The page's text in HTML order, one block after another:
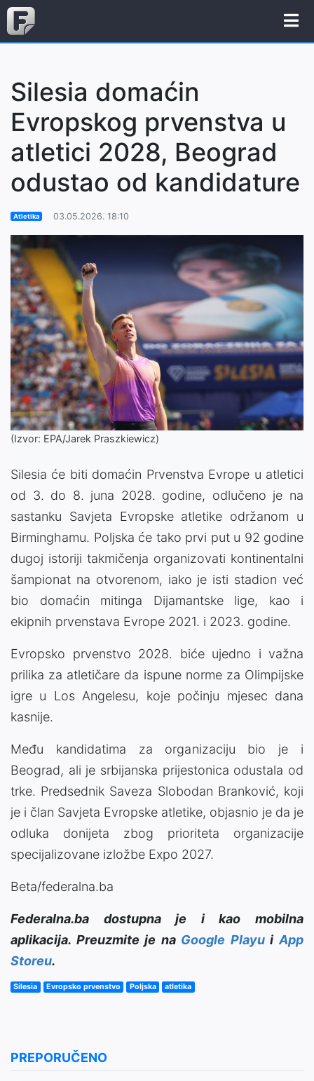
Silesia domaćin
Evropskog prvenstva u
atletici 2028, Beograd
odustao od kandidature
Atletika 03.05.2026. 18:10
(Izvor: EPA/Jarek Praszkiewicz)
Silesia će biti domaćin Prvenstva Evrope u atletici
od 3. do 8. juna 2028. godine, odlučeno je na
sastanku Savjeta Evropske atletike održanom u
Birminghamu. Poljska će tako prvi put u 92 godine
dugoj istoriji takmičenja organizovati kontinentalni
šampionat na otvorenom, iako je isti stadion već
bio domaćin mitinga Dijamantske lige, kao i
ekipnih prvenstava Evrope 2021. i 2023. godine.
Evropsko prvenstvo 2028. biće ujedno i važna
prilika za atletičare da ispune norme za Olimpijske
igre u Los Angelesu, koje počinju mjesec dana
kasnije.
Među kandidatima za organizaciju bio je i
Beograd, ali je srbijanska prijestonica odustala od
trke. Predsednik Saveza Slobodan Branković, koji
je i član Savjeta Evropske atletike, objasnio je da je
odluka donijeta zbog prioriteta organizacije
specijalizovane izložbe Expo 2027.
Beta/federalna.ba
Federalna.ba dostupna je i kao mobilna
aplikacija. Preuzmite je na Google PlayuiApp
Storeu.
Silesia Evropsko prvenstvo Poljska atletika
PREPORUČENO